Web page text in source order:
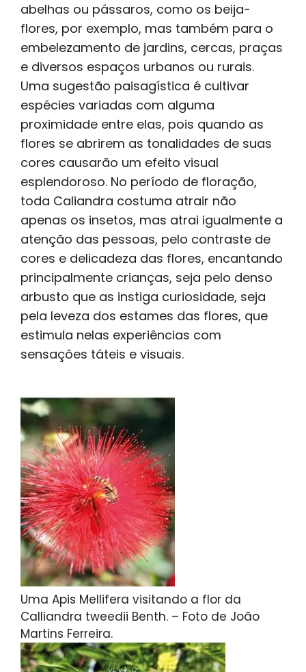
abelhas ou pássaros, como os beija-
flores, por exemplo, mas também para o
embelezamento de jardins, cercas, praças
e diversos espaços urbanos ou rurais.
Uma sugestão paisagística é cultivar
espécies variadas com alguma
proximidade entre elas, pois quando as
flores se abrirem as tonalidades de suas
cores causarão um efeito visual
esplendoroso. No período de floração,
toda Caliandra costuma atrair não
apenas os insetos, mas atrai igualmente a
atenção das pessoas, pelo contraste de
cores e delicadeza das flores, encantando
principalmente crianças, seja pelo denso
arbusto que as instiga curiosidade, seja
pela leveza dos estames das flores, que
estimula nelas experiências com
sensações táteis e visuais.
Uma Apis Mellifera visitando a flor da
Calliandra tweedii Benth. – Foto de João
Martins Ferreira.